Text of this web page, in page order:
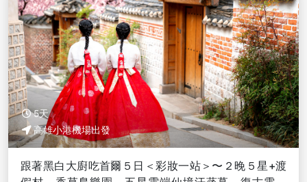
5天
高雄小港機場出發
跟著黑白大廚吃首爾５日＜彩妝一站＞〜２晚５星+渡